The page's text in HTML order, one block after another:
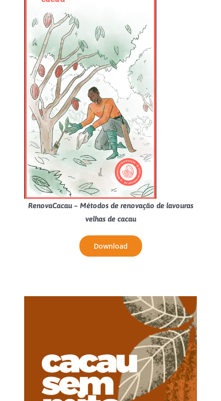
RenovaCacau – Métodos de renovação de lavouras
velhas de cacau
Download